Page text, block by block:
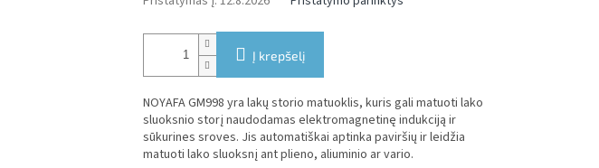
Į krepšelį
NOYAFA GM998 yra lakų storio matuoklis, kuris gali matuoti lako
sluoksnio storį naudodamas elektromagnetinę indukciją ir
sūkurines sroves. Jis automatiškai aptinka paviršių ir leidžia
matuoti lako sluoksnį ant plieno, aliuminio ar vario.